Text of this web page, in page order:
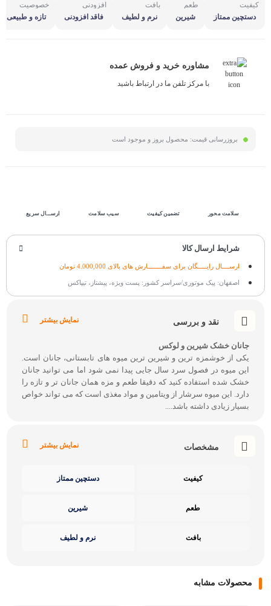
کیفیت
دستچین ممتاز
طعم
شیرین
بافت
نرم و لطیف
افزودنی
فاقد افزودنی
خصوصیت
تازه و طبیعی
مشاوره خرید و فروش عمده
با مرکز تلفن ما در ارتباط باشید
بروزرسانی قیمت: محصول بروز و موجود است
سلامت محور تضمین کیفیت سیب سلامت ارســال سریع
شرایط ارسال کالا
ارســــال رایـــــگان برای سفــــــــارش های بالای 4.000,000 تومان
اصفهان: پیک موتوری/سراسر کشور: پست ویژه، پیشتاز، تیپاکس
نقد و بررسی نمایش بیشتر
جانان خشک شیرین و لوکس
یکی از خوشمزه ترین و شیرین ترین میوه های تابستانی، جانان است.
این میوه در فصول سرد سال جایی پیدا نمی شود اما می توانید جانان
خشک شده استفاده کنید که دقیقا طعم و مزه همان جانان تر و تازه را
دارد. این میوه سرشار از ویتامین و مواد مغذی است که می تواند خواص
بسیار زیادی داشته باشد....
مشخصات نمایش بیشتر
کیفیت دستچین ممتاز
طعم شیرین
بافت نرم و لطیف
محصولات مشابه